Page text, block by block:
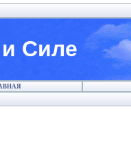
Силе